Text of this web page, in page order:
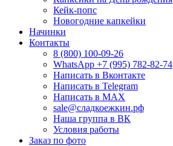
Кейк-попс
Новогодние капкейки
Начинки
Контакты
8 (800) 100-09-26
WhatsApp +7 (995) 782-82-74
Написать в Вконтакте
Написать в Telegram
Написать в MAX
sale@сладкоежкин.рф
Наша группа в ВК
Условия работы
Заказ по фото